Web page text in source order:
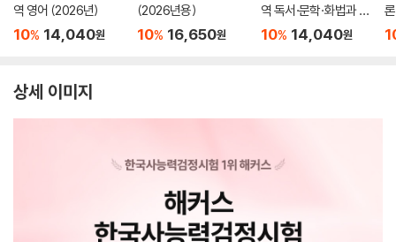
역 영어 (2026년)
10% 14,040원
(2026년용)
10% 16,650원
역 독서·문학·화법과 작
문 (2026년)
10% 14,040원
(
상세 이미지